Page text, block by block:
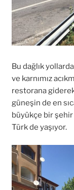
Bu dağlık
ve karnımız
restorana
güneşin de en
büyükçe bir
Türk de yaşıyor.